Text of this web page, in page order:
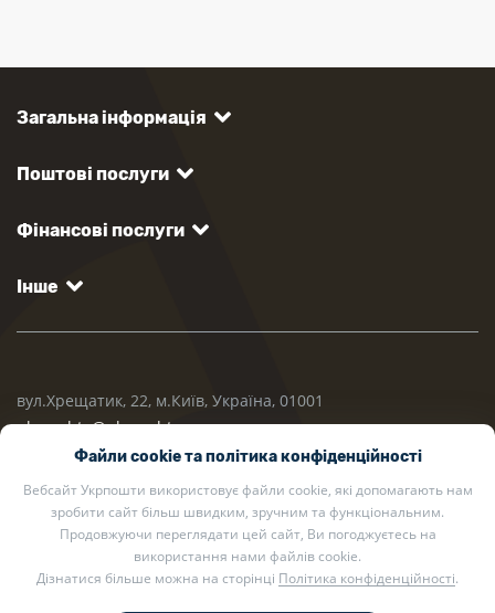
Загальна інформація
Поштові послуги
Фінансові послуги
Інше
вул.Хрещатик, 22, м.Київ, Україна, 01001
ukrposhta@ukrposhta.ua
Файли cookie та політика конфіденційності
Вебсайт Укрпошти використовує файли cookie, які допомагають нам
зробити сайт більш швидким, зручним та функціональним.
Продовжуючи переглядати цей сайт, Ви погоджуєтесь на
використання нами файлів cookie.
Дізнатися більше можна на сторінці Політика конфіденційності.